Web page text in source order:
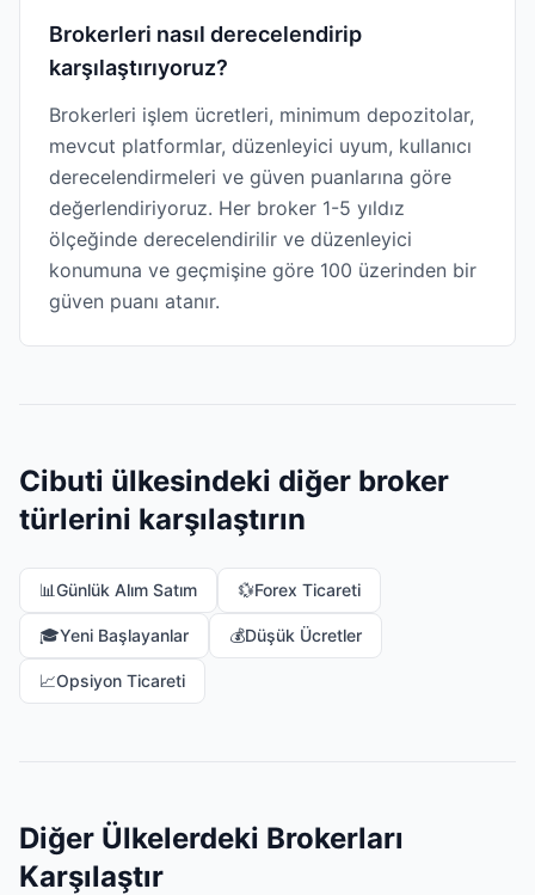
Brokerleri nasıl derecelendirip
karşılaştırıyoruz?
Brokerleri işlem ücretleri, minimum depozitolar,
mevcut platformlar, düzenleyici uyum, kullanıcı
derecelendirmeleri ve güven puanlarına göre
değerlendiriyoruz. Her broker 1-5 yıldız
ölçeğinde derecelendirilir ve düzenleyici
konumuna ve geçmişine göre 100 üzerinden bir
güven puanı atanır.
Cibuti ülkesindeki diğer broker
türlerini karşılaştırın
📊Günlük Alım Satım 💱Forex Ticareti
🎓Yeni Başlayanlar 💰Düşük Ücretler
📈Opsiyon Ticareti
Diğer Ülkelerdeki Brokerları
Karşılaştır